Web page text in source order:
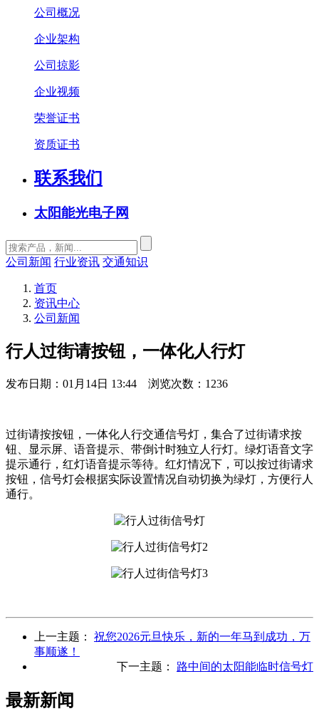
公司概况
企业架构
公司掠影
企业视频
荣誉证书
资质证书
联系我们
太阳能光电子网
公司新闻 行业资讯 交通知识
首页
资讯中心
公司新闻
行人过街请按钮，一体化人行灯
发布日期： 01月14日 13:44 浏览次数： 1236
过街请按按钮，一体化人行交通信号灯，集合了过街请求按
钮、显示屏、语音提示、带倒计时独立人行灯。绿灯语音文字
提示通行，红灯语音提示等待。红灯情况下，可以按过街请求
按钮，信号灯会根据实际设置情况自动切换为绿灯，方便行人
通行。
上一主题： 祝您2026元旦快乐，新的一年马到成功，万
事顺遂！
下一主题： 路中间的太阳能临时信号灯
最新新闻